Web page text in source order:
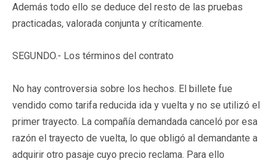
Además todo ello se deduce del resto de las pruebas
practicadas, valorada conjunta y críticamente.
SEGUNDO.- Los términos del contrato
No hay controversia sobre los hechos. El billete fue
vendido como tarifa reducida ida y vuelta y no se utilizó el
primer trayecto. La compañía demandada canceló por esa
razón el trayecto de vuelta, lo que obligó al demandante a
adquirir otro pasaje cuyo precio reclama. Para ello